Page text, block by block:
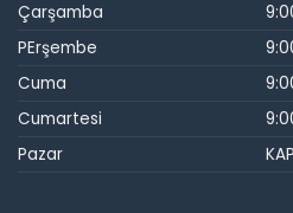
Çarşamba
PErşembe
Cuma
Cumartesi
Pazar